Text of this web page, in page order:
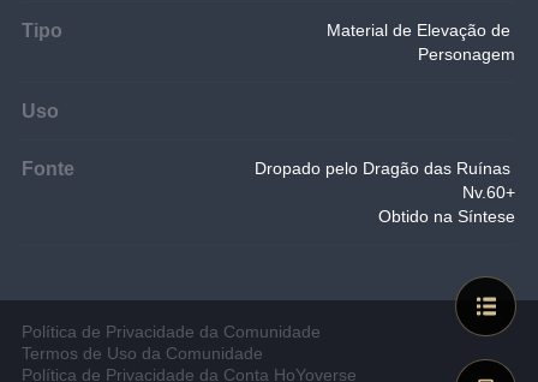
Tipo
Material de Elevação de
Personagem
Uso
Fonte
Dropado pelo Dragão das Ruínas
Nv.60+
Obtido na Síntese
Política de Privacidade da Comunidade
Termos de Uso da Comunidade
Política de Privacidade da Conta HoYoverse